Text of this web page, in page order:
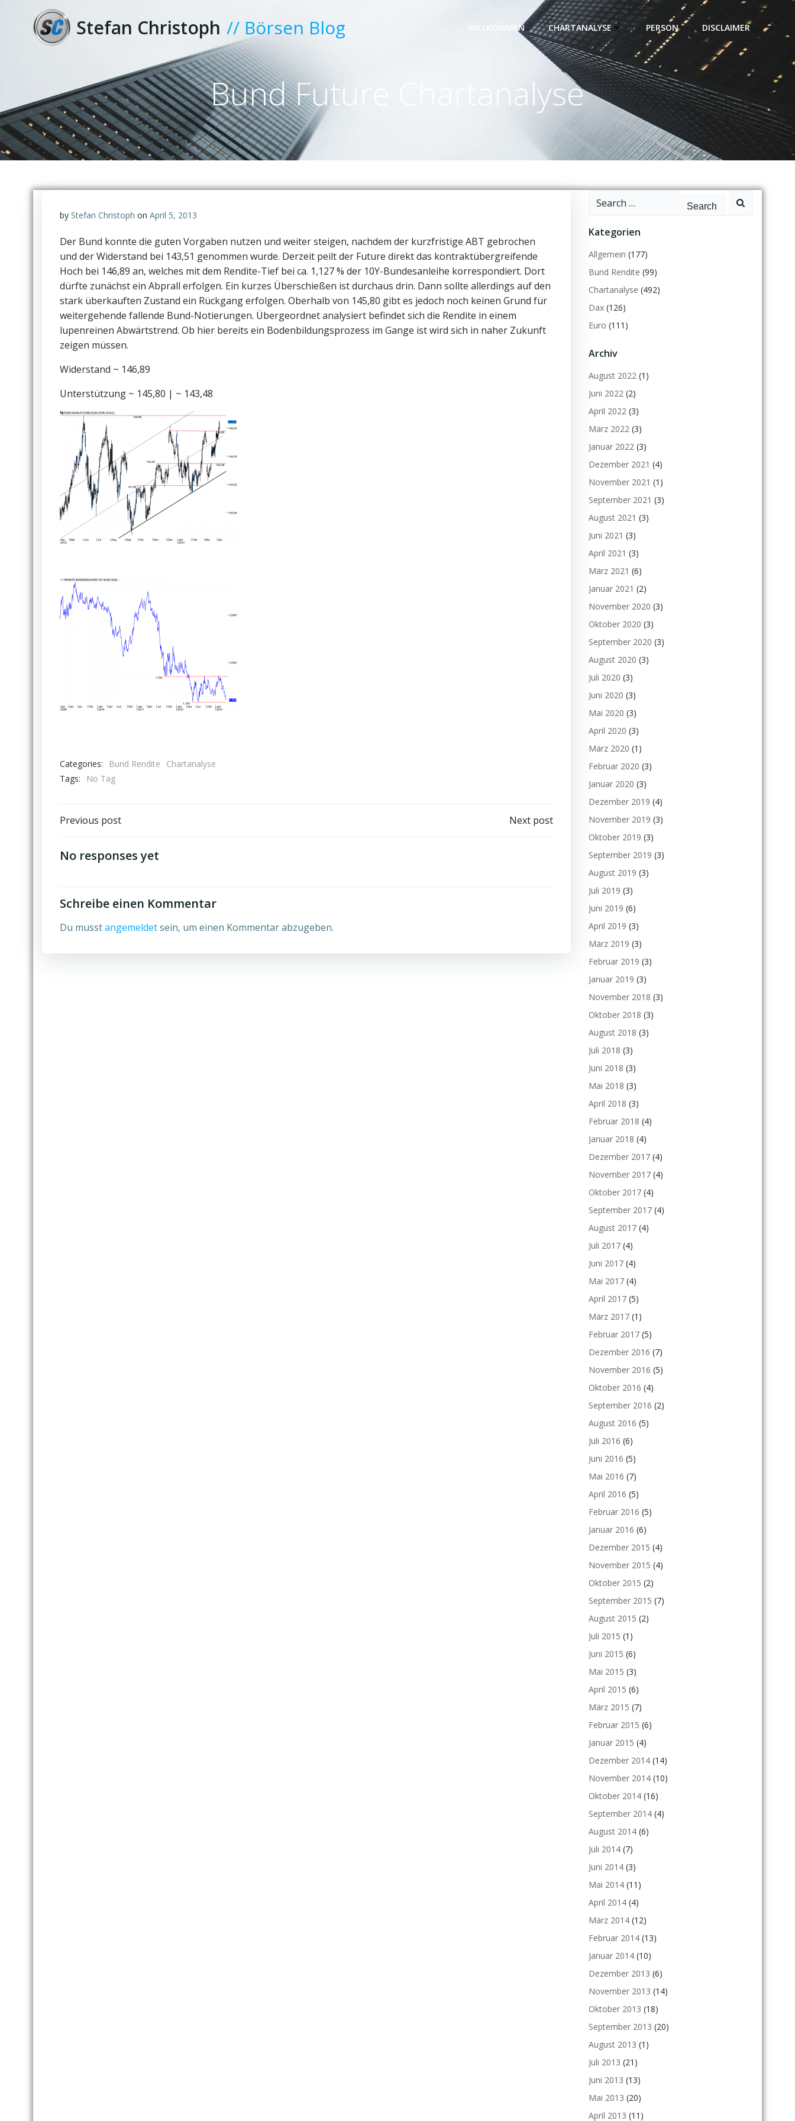
springen
Stefan Christoph // Börsen Blog WILLKOMMEN CHARTANALYSE PERSON DISCLAIMER
Bund Future Chartanalyse
by Stefan Christoph on April 5, 2013
Der Bund konnte die guten Vorgaben nutzen und weiter steigen, nachdem der kurzfristige ABT gebrochen
und der Widerstand bei 143,51 genommen wurde. Derzeit peilt der Future direkt das kontraktübergreifende
Hoch bei 146,89 an, welches mit dem Rendite-Tief bei ca. 1,127 % der 10Y-Bundesanleihe korrespondiert. Dort
dürfte zunächst ein Abprall erfolgen. Ein kurzes Überschießen ist durchaus drin. Dann sollte allerdings auf den
stark überkauften Zustand ein Rückgang erfolgen. Oberhalb von 145,80 gibt es jedoch noch keinen Grund für
weitergehende fallende Bund-Notierungen. Übergeordnet analysiert befindet sich die Rendite in einem
lupenreinen Abwärtstrend. Ob hier bereits ein Bodenbildungsprozess im Gange ist wird sich in naher Zukunft
zeigen müssen.
Widerstand ~ 146,89
Unterstützung ~ 145,80 | ~ 143,48
Categories: Bund Rendite
Chartanalyse
Tags:
No Tag
Post
navigation
Previous post Next post
No responses yet
Schreibe einen Kommentar
Du musstangemeldetsein, um einen Kommentar abzugeben.
Search
Kategorien
Allgemein (177)
Bund Rendite (99)
Chartanalyse (492)
Dax (126)
Euro (111)
Archiv
August 2022 (1)
Juni 2022 (2)
April 2022 (3)
März 2022 (3)
Januar 2022 (3)
Dezember 2021 (4)
November 2021 (1)
September 2021 (3)
August 2021 (3)
Juni 2021 (3)
April 2021 (3)
März 2021 (6)
Januar 2021 (2)
November 2020 (3)
Oktober 2020 (3)
September 2020 (3)
August 2020 (3)
Juli 2020 (3)
Juni 2020 (3)
Mai 2020 (3)
April 2020 (3)
März 2020 (1)
Februar 2020 (3)
Januar 2020 (3)
Dezember 2019 (4)
November 2019 (3)
Oktober 2019 (3)
September 2019 (3)
August 2019 (3)
Juli 2019 (3)
Juni 2019 (6)
April 2019 (3)
März 2019 (3)
Februar 2019 (3)
Januar 2019 (3)
November 2018 (3)
Oktober 2018 (3)
August 2018 (3)
Juli 2018 (3)
Juni 2018 (3)
Mai 2018 (3)
April 2018 (3)
Februar 2018 (4)
Januar 2018 (4)
Dezember 2017 (4)
November 2017 (4)
Oktober 2017 (4)
September 2017 (4)
August 2017 (4)
Juli 2017 (4)
Juni 2017 (4)
Mai 2017 (4)
April 2017 (5)
März 2017 (1)
Februar 2017 (5)
Dezember 2016 (7)
November 2016 (5)
Oktober 2016 (4)
September 2016 (2)
August 2016 (5)
Juli 2016 (6)
Juni 2016 (5)
Mai 2016 (7)
April 2016 (5)
Februar 2016 (5)
Januar 2016 (6)
Dezember 2015 (4)
November 2015 (4)
Oktober 2015 (2)
September 2015 (7)
August 2015 (2)
Juli 2015 (1)
Juni 2015 (6)
Mai 2015 (3)
April 2015 (6)
März 2015 (7)
Februar 2015 (6)
Januar 2015 (4)
Dezember 2014 (14)
November 2014 (10)
Oktober 2014 (16)
September 2014 (4)
August 2014 (6)
Juli 2014 (7)
Juni 2014 (3)
Mai 2014 (11)
April 2014 (4)
März 2014 (12)
Februar 2014 (13)
Januar 2014 (10)
Dezember 2013 (6)
November 2013 (14)
Oktober 2013 (18)
September 2013 (20)
August 2013 (1)
Juli 2013 (21)
Juni 2013 (13)
Mai 2013 (20)
April 2013 (11)